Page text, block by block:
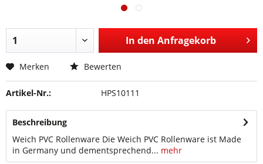
In den Anfragekorb
Merken Bewerten
Artikel-Nr.: HPS10111
Beschreibung
Weich PVC Rollenware Die Weich PVC Rollenware ist Made
in Germany und dementsprechend... mehr